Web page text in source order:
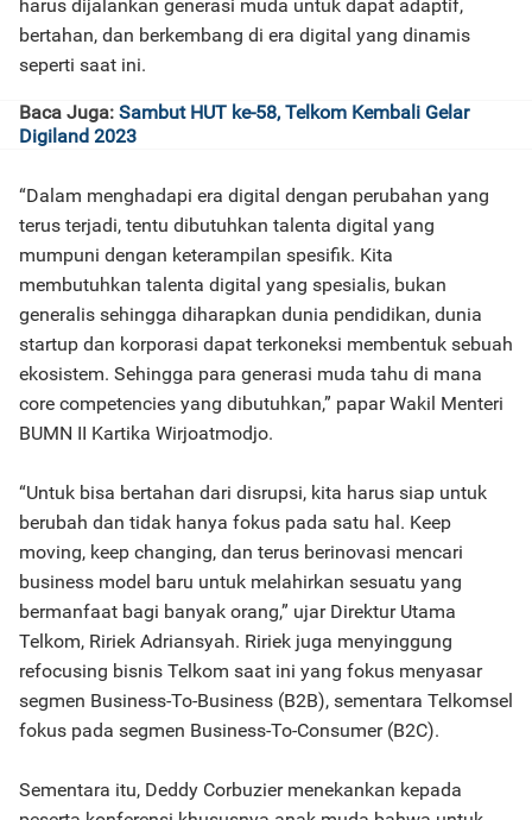
harus dijalankan generasi muda untuk dapat adaptif,
bertahan, dan berkembang di era digital yang dinamis
seperti saat ini.
Baca Juga: Sambut HUT ke-58, Telkom Kembali Gelar
Digiland 2023
“Dalam menghadapi era digital dengan perubahan yang
terus terjadi, tentu dibutuhkan talenta digital yang
mumpuni dengan keterampilan spesifik. Kita
membutuhkan talenta digital yang spesialis, bukan
generalis sehingga diharapkan dunia pendidikan, dunia
startup dan korporasi dapat terkoneksi membentuk sebuah
ekosistem. Sehingga para generasi muda tahu di mana
core competencies yang dibutuhkan,” papar Wakil Menteri
BUMN II Kartika Wirjoatmodjo.
“Untuk bisa bertahan dari disrupsi, kita harus siap untuk
berubah dan tidak hanya fokus pada satu hal. Keep
moving, keep changing, dan terus berinovasi mencari
business model baru untuk melahirkan sesuatu yang
bermanfaat bagi banyak orang,” ujar Direktur Utama
Telkom, Ririek Adriansyah. Ririek juga menyinggung
refocusing bisnis Telkom saat ini yang fokus menyasar
segmen Business-To-Business (B2B), sementara Telkomsel
fokus pada segmen Business-To-Consumer (B2C).
Sementara itu, Deddy Corbuzier menekankan kepada